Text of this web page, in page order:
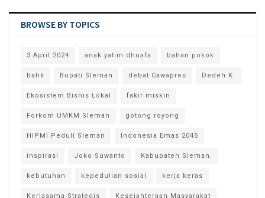
BROWSE BY TOPICS
3 April 2024 anak yatim dhuafa bahan pokok
batik Bupati Sleman debat Cawapres Dedeh K.
Ekosistem Bisnis Lokal fakir miskin
Forkom UMKM Sleman gotong royong
HIPMI Peduli Sleman Indonesia Emas 2045
inspirasi Joko Suwanto Kabupaten Sleman.
kebutuhan kepedulian sosial kerja keras
Kerjasama Strategis Kesejahteraan Masyarakat